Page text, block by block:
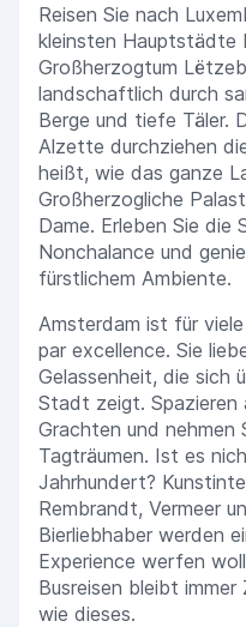
Reisen Sie nach
kleinsten Hauptstädte
Großherzogtum
landschaftlich durch
Berge und tiefe Täler.
Alzette durchziehen
heißt, wie das ganze
Großherzogliche
Dame. Erleben Sie
Nonchalance und
fürstlichem Ambiente.
Amsterdam ist für
par excellence. Sie
Gelassenheit, die sich
Stadt zeigt. Spazieren
Grachten und nehmen
Tagträumen. Ist es
Jahrhundert?
Rembrandt, Vermeer
Bierliebhaber werden
Experience werfen
Busreisen bleibt
wie dieses.